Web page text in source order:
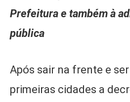
Prefeitura e também à
pública
Após sair na frente e
primeiras cidades a